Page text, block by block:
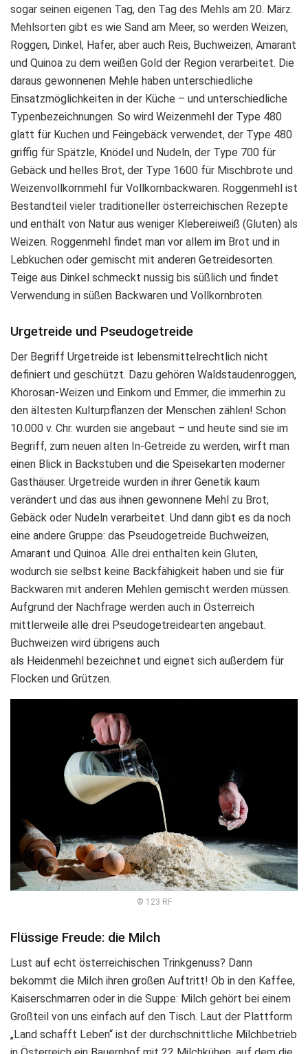
sogar seinen eigenen Tag, den Tag des Mehls am 20. März.
Mehlsorten gibt es wie Sand am Meer, so werden Weizen,
Roggen, Dinkel, Hafer, aber auch Reis, Buchweizen, Amarant
und Quinoa zu dem weißen Gold der Region verarbeitet. Die
daraus gewonnenen Mehle haben unterschiedliche
Einsatzmöglichkeiten in der Küche – und unterschiedliche
Typenbezeichnungen. So wird Weizenmehl der Type 480
glatt für Kuchen und Feingebäck verwendet, der Type 480
griffig für Spätzle, Knödel und Nudeln, der Type 700 für
Gebäck und helles Brot, der Type 1600 für Mischbrote und
Weizenvollkornmehl für Vollkornbackwaren. Roggenmehl ist
Bestandteil vieler traditioneller österreichischen Rezepte
und enthält von Natur aus weniger Klebereiweiß (Gluten) als
Weizen. Roggenmehl findet man vor allem im Brot und in
Lebkuchen oder gemischt mit anderen Getreidesorten.
Teige aus Dinkel schmeckt nussig bis süßlich und findet
Verwendung in süßen Backwaren und Vollkornbroten.
Urgetreide und Pseudogetreide
Der Begriff Urgetreide ist lebensmittelrechtlich nicht
definiert und geschützt. Dazu gehören Waldstaudenroggen,
Khorosan-Weizen und Einkorn und Emmer, die immerhin zu
den ältesten Kulturpflanzen der Menschen zählen! Schon
10.000 v. Chr. wurden sie angebaut – und heute sind sie im
Begriff, zum neuen alten In-Getreide zu werden, wirft man
einen Blick in Backstuben und die Speisekarten moderner
Gasthäuser. Urgetreide wurden in ihrer Genetik kaum
verändert und das aus ihnen gewonnene Mehl zu Brot,
Gebäck oder Nudeln verarbeitet. Und dann gibt es da noch
eine andere Gruppe: das Pseudogetreide Buchweizen,
Amarant und Quinoa. Alle drei enthalten kein Gluten,
wodurch sie selbst keine Backfähigkeit haben und sie für
Backwaren mit anderen Mehlen gemischt werden müssen.
Aufgrund der Nachfrage werden auch in Österreich
mittlerweile alle drei Pseudogetreidearten angebaut.
Buchweizen wird übrigens auch
als Heidenmehl bezeichnet und eignet sich außerdem für
Flocken und Grützen.
© 123 RF
Flüssige Freude: die Milch
Lust auf echt österreichischen Trinkgenuss? Dann
bekommt die Milch ihren großen Auftritt! Ob in den Kaffee,
Kaiserschmarren oder in die Suppe: Milch gehört bei einem
Großteil von uns einfach auf den Tisch. Laut der Plattform
„Land schafft Leben“ ist der durchschnittliche Milchbetrieb